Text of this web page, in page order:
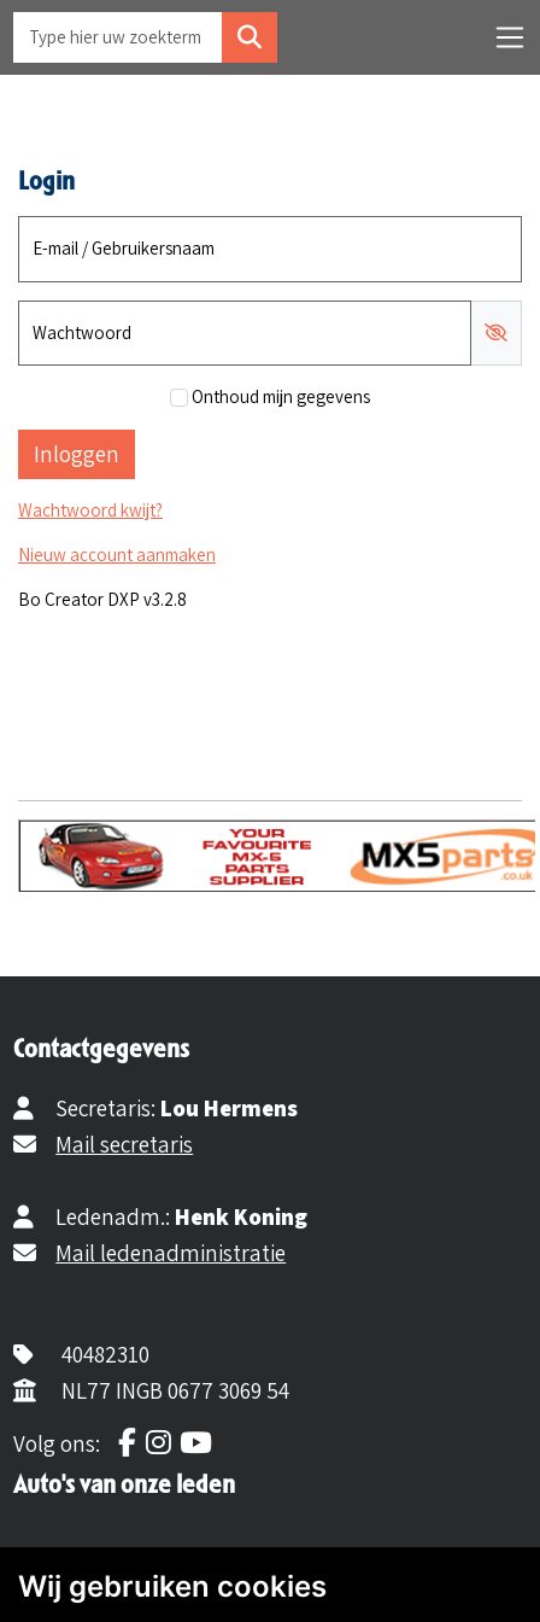
Login
E-mail / Gebruikersnaam
Wachtwoord
Onthoud mijn gegevens
Wachtwoord kwijt?
Nieuw account aanmaken
Bo Creator DXP v3.2.8
Contactgegevens
Secretaris: Lou Hermens
Mail secretaris
Ledenadm.: Henk Koning
Mail ledenadministratie
40482310
NL77 INGB 0677 3069 54
Volg ons:
Volg ons op Facebook
Volg ons op Instagram
Volg ons op YouTube
Auto's van onze leden
Wij gebruiken cookies